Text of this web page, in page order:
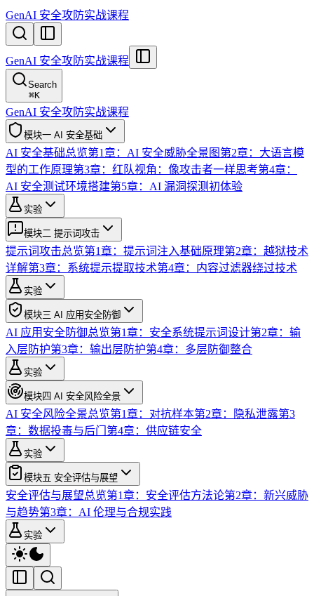
GenAI 安全攻防实战课程
GenAI 安全攻防实战课程
Search
⌘K
GenAI 安全攻防实战课程
模块一 AI 安全基础
AI 安全基础总览第1章：AI 安全威胁全景图 第2章：大语言模
型的工作原理第3章：红队视角：像攻击者一样思考第4章：
AI 安全测试环境搭建第5章：AI 漏洞探测初体验
实验
模块二 提示词攻击
提示词攻击总览第1章：提示词注入基础原理第2章：越狱技术
详解第3章：系统提示提取技术第4章：内容过滤器绕过技术
实验
模块三 AI 应用安全防御
AI 应用安全防御总览第1章：安全系统提示词设计第2章：输
入层防护第3章：输出层防护第4章：多层防御整合
实验
模块四 AI 安全风险全景
AI 安全风险全景总览第1章：对抗样本第2章：隐私泄露第3
章：数据投毒与后门 第4章：供应链安全
实验
模块五 安全评估与展望
安全评估与展望总览第1章：安全评估方法论第2章：新兴威胁
与趋势第3章：AI 伦理与合规实践
实验